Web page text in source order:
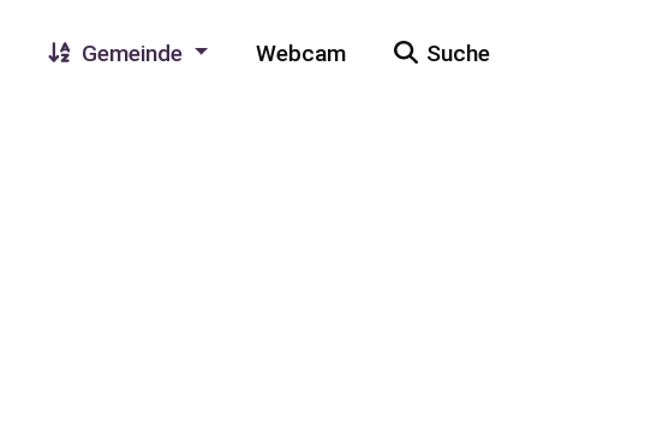
Gemeinde Webcam Suche